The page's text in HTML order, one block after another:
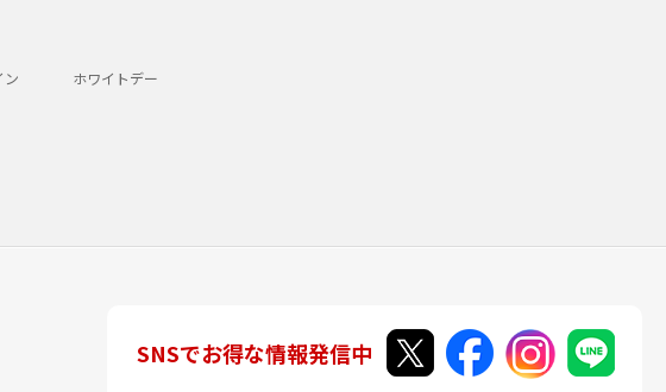
ン ホワイトデー
SNSでお得な情報発信中